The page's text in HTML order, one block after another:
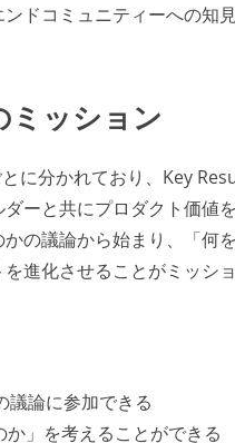
ドコミュニティーへの知
ミッション
に分かれており、Key
ーと共にプロダクト価値
の議論から始まり、「何
進化させることがミッショ
議論に参加できる
か」を考えることができる